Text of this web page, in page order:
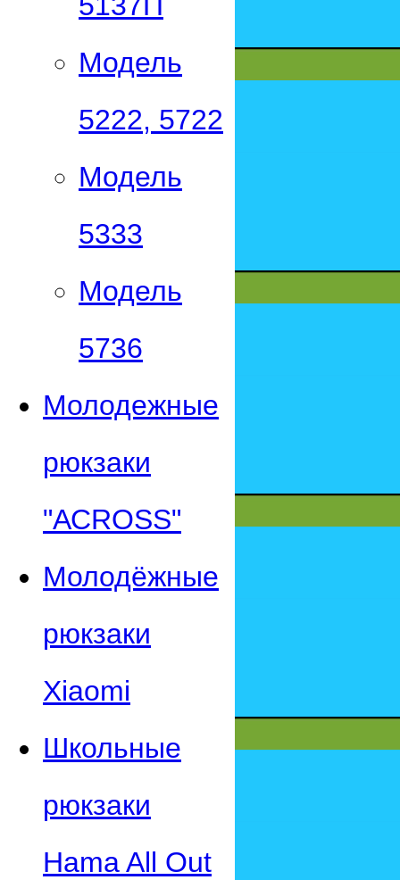
Модель
5222, 5722
Модель
5333
Модель
5736
Молодежные
рюкзаки
"АСROSS"
Молодёжные
рюкзаки
Xiaomi
Школьные
рюкзаки
Hama All Out